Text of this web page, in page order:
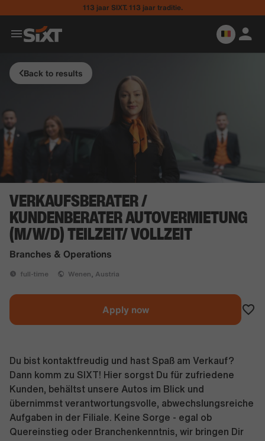
113 jaar SIXT. 113 jaar traditie.
Back to results
VERKAUFSBERATER /
KUNDENBERATER AUTOVERMIETUNG
(M/W/D) TEILZEIT/ VOLLZEIT
Branches & Operations
full-time Wenen, Austria
Apply now
Du bist kontaktfreudig und hast Spaß am Verkauf?
Dann komm zu SIXT! Hier sorgst Du für zufriedene
Kunden, behältst unsere Autos im Blick und
übernimmst verantwortungsvolle, abwechslungsreiche
Aufgaben in der Filiale. Keine Sorge - egal ob
Quereinstieg oder Branchenkenntnis, wir bringen Dir